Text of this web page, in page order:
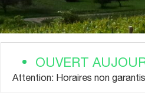
OUVERT
Attention: Horaires non